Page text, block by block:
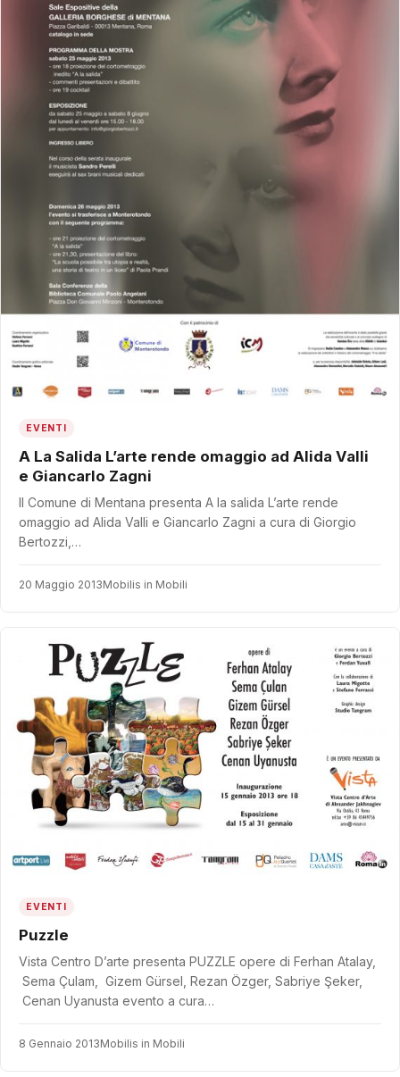
EVENTI
A La Salida L’arte rende omaggio ad Alida Valli
e Giancarlo Zagni
Il Comune di Mentana presenta A la salida L’arte rende
omaggio ad Alida Valli e Giancarlo Zagni a cura di Giorgio
Bertozzi,…
20 Maggio 2013Mobilis in Mobili
EVENTI
Puzzle
Vista Centro D’arte presenta PUZZLE opere di Ferhan Atalay,
Sema Çulam, Gizem Gürsel, Rezan Özger, Sabriye Şeker,
Cenan Uyanusta evento a cura…
8 Gennaio 2013Mobilis in Mobili